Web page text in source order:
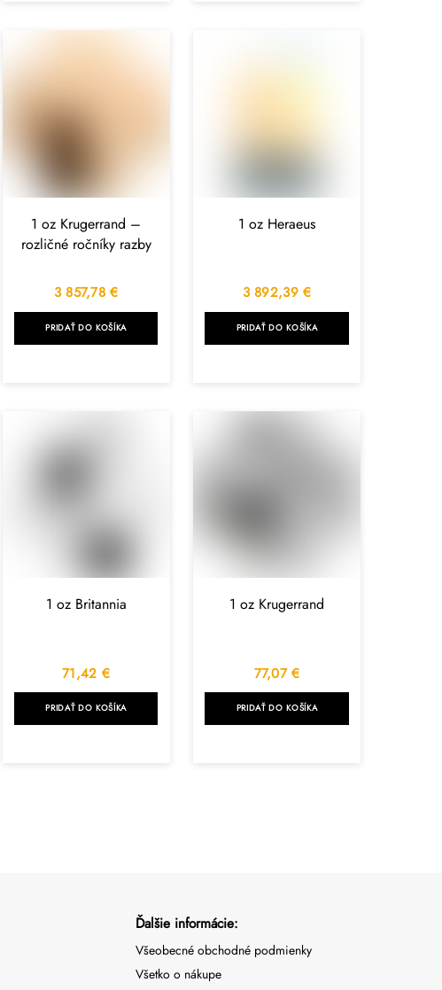
1 oz Krugerrand –
rozličné ročníky razby
3 857,78€
PRIDAŤ DO KOŠÍKA
1 oz Heraeus
3 892,39€
PRIDAŤ DO KOŠÍKA
1 oz Britannia
71,42 €
PRIDAŤ DO KOŠÍKA
1 oz Krugerrand
77,07€
PRIDAŤ DO KOŠÍKA
Ďalšie informácie:
Všeobecné obchodné podmienky
Všetko o nákupe